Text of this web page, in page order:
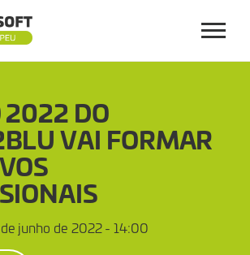
Menu
2022 DO
VAI FORMAR
junho de 2022 - 14:00